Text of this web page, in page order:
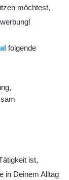
möchtest,
folgende
ist,
in Deinem Alltag